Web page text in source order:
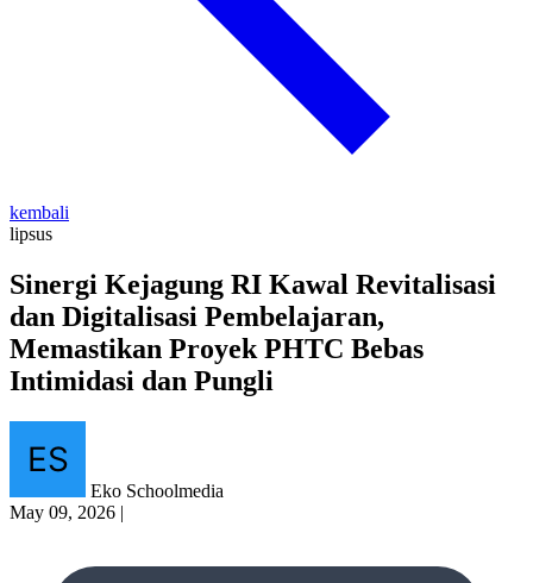
kembali
lipsus
Sinergi Kejagung RI Kawal Revitalisasi
dan Digitalisasi Pembelajaran,
Memastikan Proyek PHTC Bebas
Intimidasi dan Pungli
Eko Schoolmedia
May 09, 2026 |